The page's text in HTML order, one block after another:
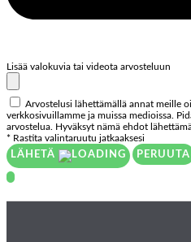
Lisää valokuvia tai videota arvosteluun
Arvostelusi lähettämällä annat meille
verkkosivuillamme ja muissa medioissa.
arvostelua. Hyväksyt nämä ehdot
* Rastita valintaruutu jatkaaksesi
LÄHETÄ
PERUUTA